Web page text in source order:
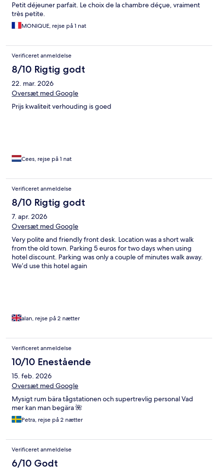
Petit déjeuner parfait. Le choix de la chambre déçue, vraiment
très petite.
MONIQUE, rejse på 1 nat
Verificeret anmeldelse
8/10 Rigtig godt
22. mar. 2026
Oversæt med Google
Prijs kwaliteit verhouding is goed
Cees, rejse på 1 nat
Verificeret anmeldelse
8/10 Rigtig godt
7. apr. 2026
Oversæt med Google
Very polite and friendly front desk. Location was a short walk
from the old town. Parking 5 euros for two days when using
hotel discount. Parking was only a couple of minutes walk away.
We’d use this hotel again
alan, rejse på 2 nætter
Verificeret anmeldelse
10/10 Enestående
15. feb. 2026
Oversæt med Google
Mysigt rum bära tågstationen och supertrevlig personal Vad
mer kan man begära 🌺
Petra, rejse på 2 nætter
Verificeret anmeldelse
6/10 Godt